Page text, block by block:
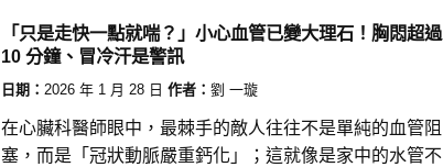
「只是走快一點就喘？」小心血管已變大理石！胸悶超過
10 分鐘、冒冷汗是警訊
日期： 2026 年 1 月 28 日 作者： 劉 一璇
在心臟科醫師眼中，最棘手的敵人往往不是單純的血管阻
塞，而是「冠狀動脈嚴重鈣化」；這就像是家中的水管不